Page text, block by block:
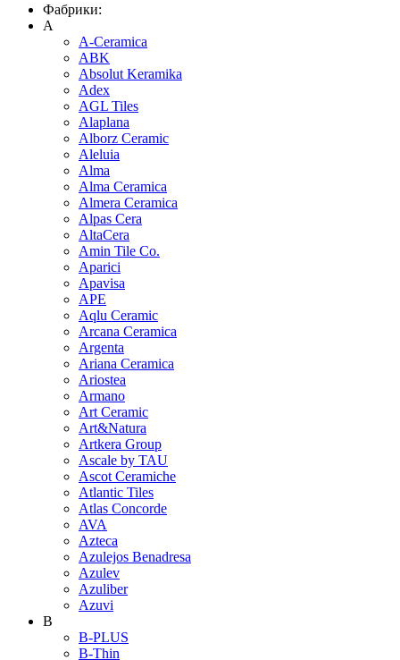
Фабрики:
A
A-Ceramica
ABK
Absolut Keramika
Adex
AGL Tiles
Alaplana
Alborz Ceramic
Aleluia
Alma
Alma Ceramica
Almera Ceramica
Alpas Cera
AltaCera
Amin Tile Co.
Aparici
Apavisa
APE
Aqlu Ceramic
Arcana Ceramica
Argenta
Ariana Ceramica
Ariostea
Armano
Art Ceramic
Art&Natura
Artkera Group
Ascale by TAU
Ascot Ceramiche
Atlantic Tiles
Atlas Concorde
AVA
Azteca
Azulejos Benadresa
Azulev
Azuliber
Azuvi
B
B-PLUS
B-Thin